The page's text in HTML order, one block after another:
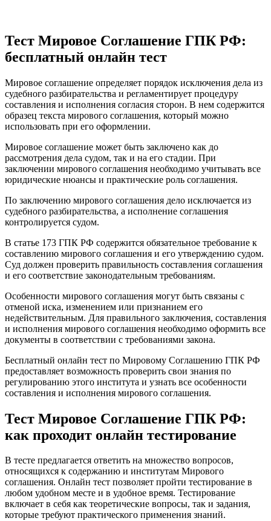
Тест Мировое Соглашение ГПК РФ:
бесплатный онлайн тест
Мировое соглашение определяет порядок исключения дела из
судебного разбирательства и регламентирует процедуру
составления и исполнения согласия сторон. В нем содержится
образец текста мирового соглашения, который можно
использовать при его оформлении.
Мировое соглашение может быть заключено как до
рассмотрения дела судом, так и на его стадии. При
заключении мирового соглашения необходимо учитывать все
юридические нюансы и практические роль соглашения.
По заключению мирового соглашения дело исключается из
судебного разбирательства, а исполнение соглашения
контролируется судом.
В статье 173 ГПК РФ содержится обязательное требование к
составлению мирового соглашения и его утверждению судом.
Суд должен проверить правильность составления соглашения
и его соответствие законодательным требованиям.
Особенности мирового соглашения могут быть связаны с
отменой иска, изменением или признанием его
недействительным. Для правильного заключения, составления
и исполнения мирового соглашения необходимо оформить все
документы в соответствии с требованиями закона.
Бесплатный онлайн тест по Мировому Соглашению ГПК РФ
предоставляет возможность проверить свои знания по
регулированию этого института и узнать все особенности
составления и исполнения мирового соглашения.
Тест Мировое Соглашение ГПК РФ:
как проходит онлайн тестирование
В тесте предлагается ответить на множество вопросов,
относящихся к содержанию и институтам Мирового
соглашения. Онлайн тест позволяет пройти тестирование в
любом удобном месте и в удобное время. Тестирование
включает в себя как теоретические вопросы, так и задания,
которые требуют практического применения знаний.